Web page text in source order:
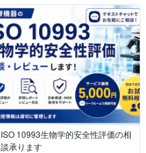
ISO 10993生物学的安全性評価の相
談承ります